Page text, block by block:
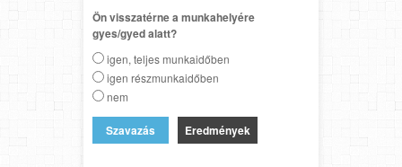
Ön visszatérne a munkahelyére
gyes/gyed alatt?
igen, teljes munkaidőben
igen részmunkaidőben
nem
Eredmények